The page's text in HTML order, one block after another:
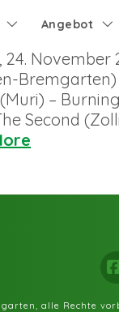
Angebot
November
–
Second
alle Rechte